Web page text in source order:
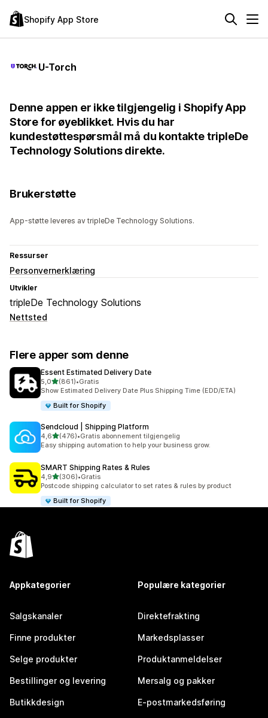
Shopify App Store
U-Torch
Denne appen er ikke tilgjengelig i Shopify App
Store for øyeblikket. Hvis du har
kundestøttespørsmål må du kontakte tripleDe
Technology Solutions direkte.
Brukerstøtte
App-støtte leveres av tripleDe Technology Solutions.
Ressurser
Personvernerklæring
Utvikler
tripleDe Technology Solutions
Nettsted
Flere apper som denne
Essent Estimated Delivery Date
5,0av 5 stjerner
(861)
Totalt 861 omtaler
•Gratis
Show Estimated Delivery Date Plus Shipping Time (EDD/ETA)
Built for Shopify
Sendcloud | Shipping Platform
4,6av 5 stjerner
(476)
Totalt 476 omtaler
•Gratis abonnement tilgjengelig
Easy shipping automation to help your business grow.
SMART Shipping Rates & Rules
4,9av 5 stjerner
(306)
Totalt 306 omtaler
•Gratis
Postcode shipping calculator to set rates & rules by product
Built for Shopify
Appkategorier
Salgskanaler
Finne produkter
Selge produkter
Bestillinger og levering
Butikkdesign
Populære kategorier
Direktefrakting
Markedsplasser
Produktanmeldelser
Mersalg og pakker
E-postmarkedsføring